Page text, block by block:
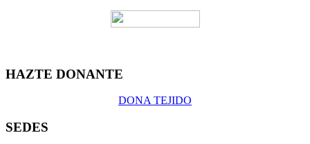
HAZTE DONANTE
DONA TEJIDO
SEDES